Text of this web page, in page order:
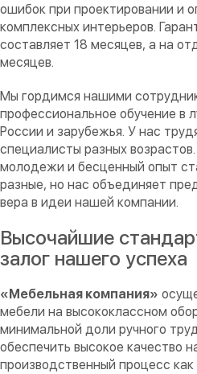
ошибок при проектировании и
комплексных интерьеров.
составляет 18 месяцев, а на
месяцев.
Мы гордимся нашими
профессиональное обучение в
России и зарубежья. У нас
специалисты разных
молодежи и бесценный опыт
разные, но нас объединяет
вера в идеи нашей компании.
Высочайшие
залог нашего успеха
«Мебельная компания»
мебели на высококлассном
минимальной доли ручного
обеспечить высокое качество
производственный процесс как